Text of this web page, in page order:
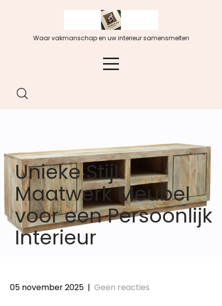
Waar vakmanschap en uw interieur samensmelten
Unieke Stijl:
Maatwerk Meubel
voor een Persoonlijk
Interieur
05 november 2025 | Geen reacties